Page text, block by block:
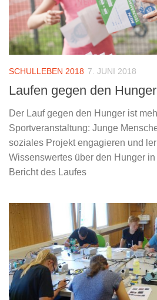
SCHULLEBEN 2018 7. JUNI 2018
Laufen gegen den Hunger
Der Lauf gegen den Hunger ist
Sportveranstaltung: Junge
soziales Projekt engagieren und
Wissenswertes über den Hunger
Bericht des Laufes